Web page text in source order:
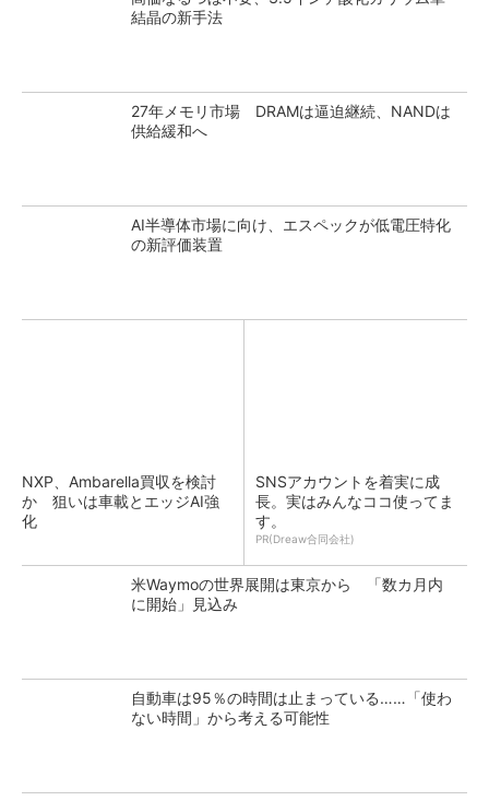
結晶の新手法
27年メモリ市場 DRAMは逼迫継続、NANDは
供給緩和へ
AI半導体市場に向け、エスペックが低電圧特化
の新評価装置
NXP、Ambarella買収を検討
か 狙いは車載とエッジAI強
化
SNSアカウントを着実に成
長。実はみんなココ使ってま
す。
PR(Dreaw合同会社)
米Waymoの世界展開は東京から 「数カ月内
に開始」見込み
自動車は95％の時間は止まっている……「使わ
ない時間」から考える可能性